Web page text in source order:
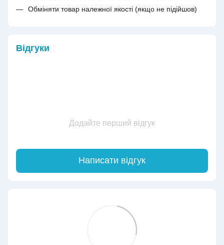
Обміняти товар належної якості (якщо не підійшов)
Відгуки
Додайте перший відгук
Написати відгук